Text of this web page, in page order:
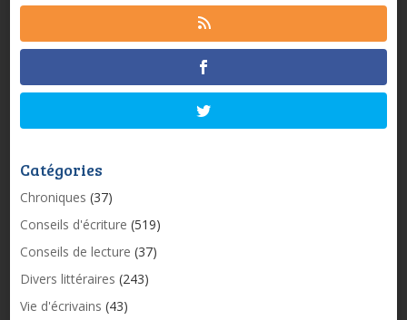
Catégories
Chroniques (37)
Conseils d'écriture (519)
Conseils de lecture (37)
Divers littéraires (243)
Vie d'écrivains (43)